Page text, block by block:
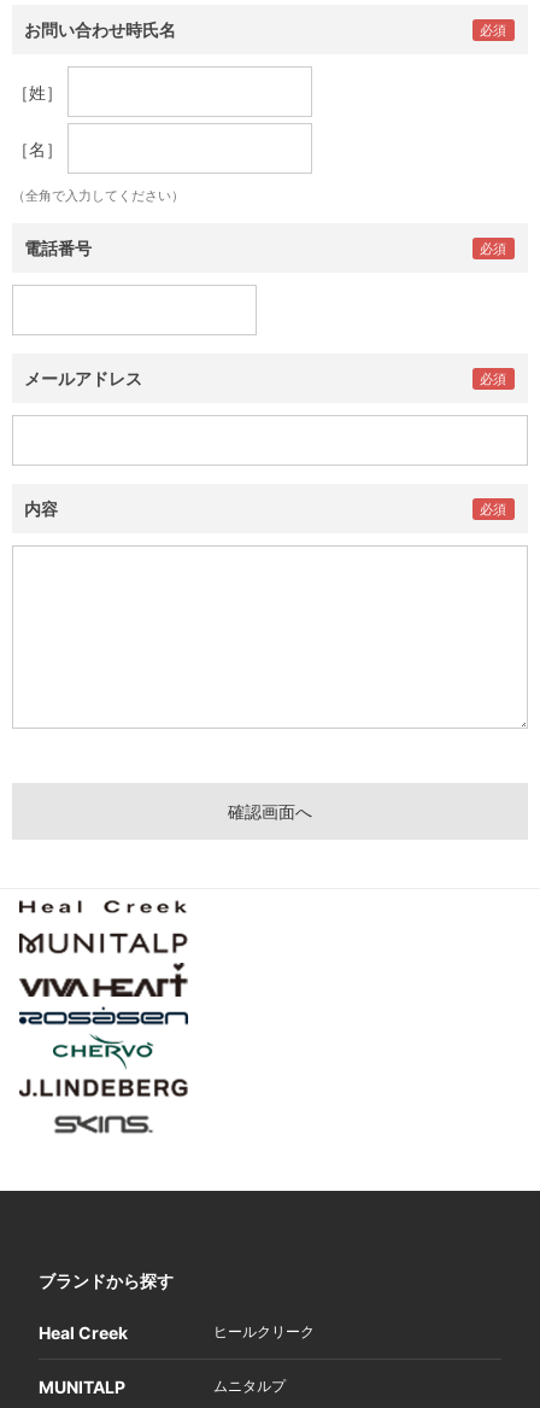
お問い合わせ時氏名
［姓］
［名］
（全角で入力してください）
電話番号
メールアドレス
内容
ブランドから探す
Heal Creek ヒールクリーク
MUNITALP ムニタルプ